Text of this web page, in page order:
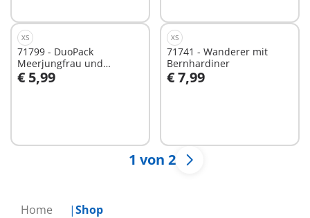
Home Shop
XS
71799 - DuoPack
Meerjungfrau und
Meermann
€ 5,99
In den Warenkorb
XS
71741 - Wanderer mit
Bernhardiner
€ 7,99
In den Warenkorb
1 von 2